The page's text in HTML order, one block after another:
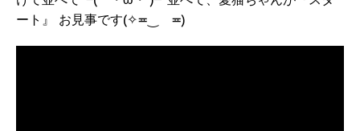
ート』 お見事です(✧≖‿ゝ≖)